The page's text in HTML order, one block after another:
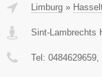
Limburg »
Sint-Lambrechts
Tel: 0484629659,